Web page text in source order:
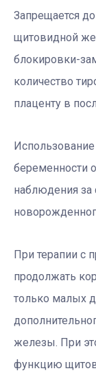
Запрещается
щитовидной
блокировки-
количество
плаценту в
беременности
наблюдения
При терапии с
продолжать
только малых
железы. При
функцию